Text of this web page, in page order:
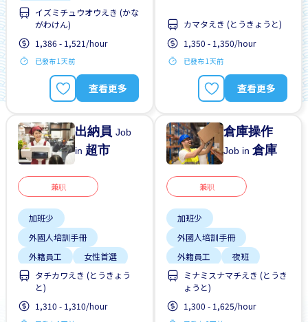
學生簽證首選
支付交通費
每週2-3天
イズミチュウオウえき (かな
がわけん)
1,386 - 1,521/hour
已發布 1天前
查看更多
カマタえき (とうきょうと)
1,350 - 1,350/hour
已發布 1天前
查看更多
出納員Job
in 超市
兼职
加班少
外國人培訓手冊
外籍員工
女性首選
支付交通費
タチカワえき (とうきょう
と)
1,310 - 1,310/hour
倉庫操作
Job in倉庫
兼职
加班少
外國人培訓手冊
外籍員工
夜班
女性首選
支付交通費
晉陞
有機會被錄取全職工作
ミナミスナマチえき (とうき
ょうと)
1,300 - 1,625/hour